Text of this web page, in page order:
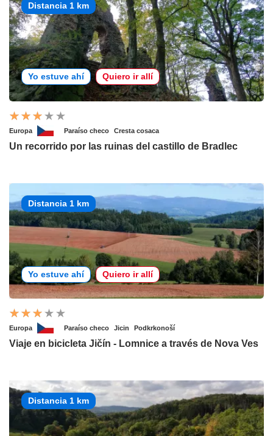
Distancia 1 km
Yo estuve ahí Quiero ir allí
Europa Paraíso checo Cresta cosaca
Un recorrido por las ruinas del castillo de Bradlec
Distancia 1 km
Yo estuve ahí Quiero ir allí
Europa Paraíso checo Jicin Podkrkonoší
Viaje en bicicleta Jičín - Lomnice a través de Nova Ves
Distancia 1 km